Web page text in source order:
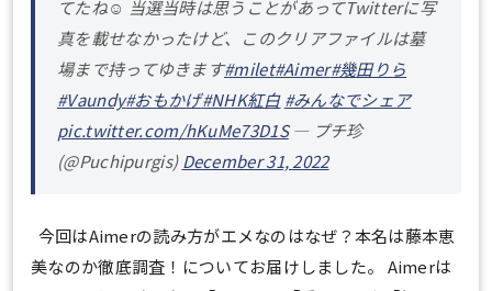
てたね☺️ 当選当時は思うことがあってTwitterに写
真を載せなかったけど、このクリアファイルは墓
場まで持ってゆきます#milet#Aimer#幾田りら
#Vaundy#おもかげ#NHK紅白 #みんなでシェア
pic.twitter.com/hKuMe73D1S— プチ珍
(@Puchipurgis) December 31, 2022
今回はAimerの読み方がエメなのはなぜ？本名は藤本恵
美なのか徹底調査！についてお届けしました。 Aimerは